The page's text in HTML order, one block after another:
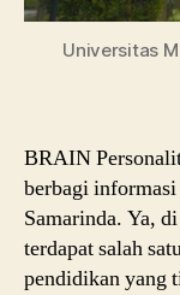
Universitas
BRAIN
berbagi
Samarinda. Ya,
terdapat salah
pendidikan yang